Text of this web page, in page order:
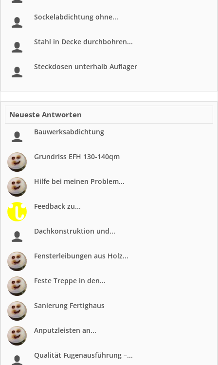
Sockelabdichtung ohne...
Stahl in Decke durchbohren...
Steckdosen unterhalb Auflager
Neueste Antworten
Bauwerksabdichtung
Grundriss EFH 130-140qm
Hilfe bei meinen Problem...
Feedback zu...
Dachkonstruktion und...
Fensterleibungen aus Holz...
Feste Treppe in den...
Sanierung Fertighaus
Anputzleisten an...
Qualität Fugenausführung –...